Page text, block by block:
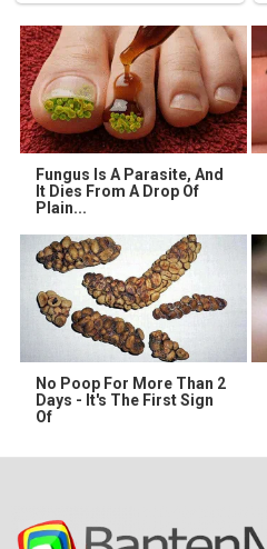
Fungus Is A Parasite, And
It Dies From A Drop Of
Plain...
No Poop For More Than 2
Days - It's The First Sign
Of